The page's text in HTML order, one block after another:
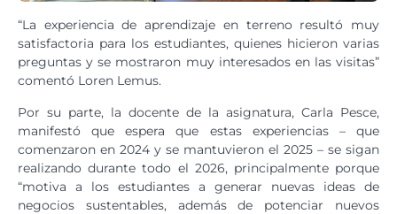
“La experiencia de aprendizaje en terreno resultó muy
satisfactoria para los estudiantes, quienes hicieron varias
preguntas y se mostraron muy interesados en las visitas”
comentó Loren Lemus.
Por su parte, la docente de la asignatura, Carla Pesce,
manifestó que espera que estas experiencias – que
comenzaron en 2024 y se mantuvieron el 2025 – se sigan
realizando durante todo el 2026, principalmente porque
“motiva a los estudiantes a generar nuevas ideas de
negocios sustentables, además de potenciar nuevos